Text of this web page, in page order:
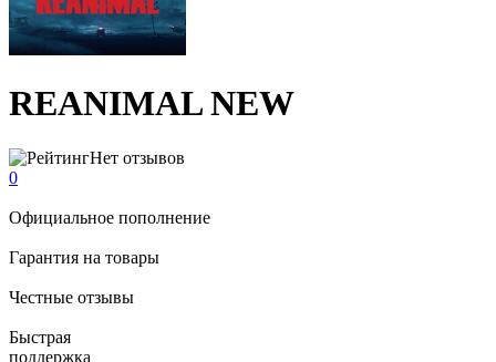
REANIMALNEW
Нет отзывов
0
Официальное пополнение
Гарантия на товары
Честные отзывы
Быстрая
поддержка